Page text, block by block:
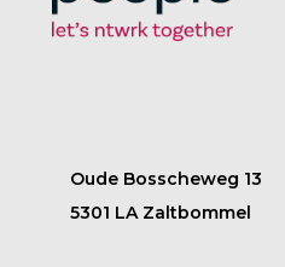
Oude Bosscheweg 13
5301 LA Zaltbommel